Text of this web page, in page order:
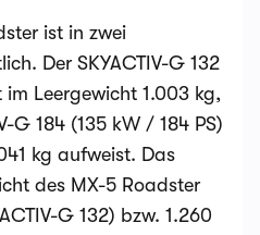
ist in zwei
Der SKYACTIV-G 132
im Leergewicht 1.003 kg,
G 184 (135 kW / 184 PS)
kg aufweist. Das
des MX-5 Roadster
G 132) bzw. 1.260